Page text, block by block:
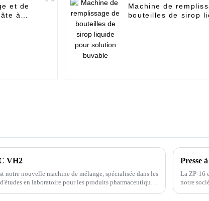
et de
à
Machine de
bouteilles de sirop
VH2
notre nouvelle machine de mélange, spécialisée dans les
en laboratoire pour les produits pharmaceutiques,
La ZP-16
notre